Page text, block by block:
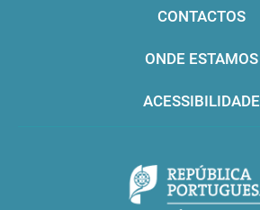
CONTACTOS
ONDE ESTAMOS
ACESSIBILIDADE